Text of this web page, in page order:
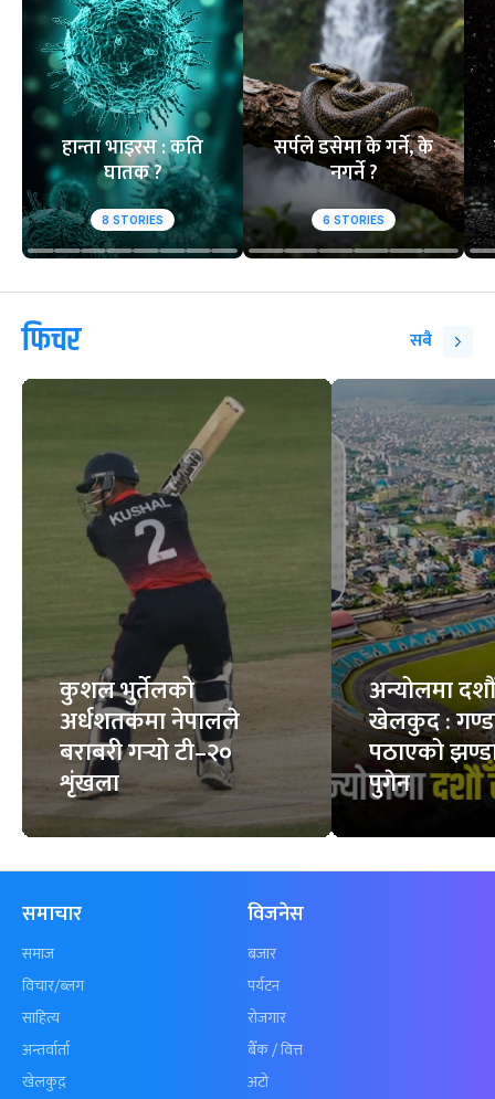
हान्ता भाइरस : कति
घातक ?
8 STORIES
सर्पले डसेमा के गर्ने, के
नगर्ने ?
6 STORIES
फिचर सबै
कुशल भुर्तेलको
अर्धशतकमा नेपालले
बराबरी गर्‍यो टी–२०
शृंखला
अन्योलमा दशौँ
खेलकुद :
पठाएको
पुगेन
समाचार
समाज
विचार/ब्लग
साहित्य
अन्तर्वार्ता
खेलकुद़़
विजनेस
बजार
पर्यटन
रोजगार
बैँक / वित्त
अटो